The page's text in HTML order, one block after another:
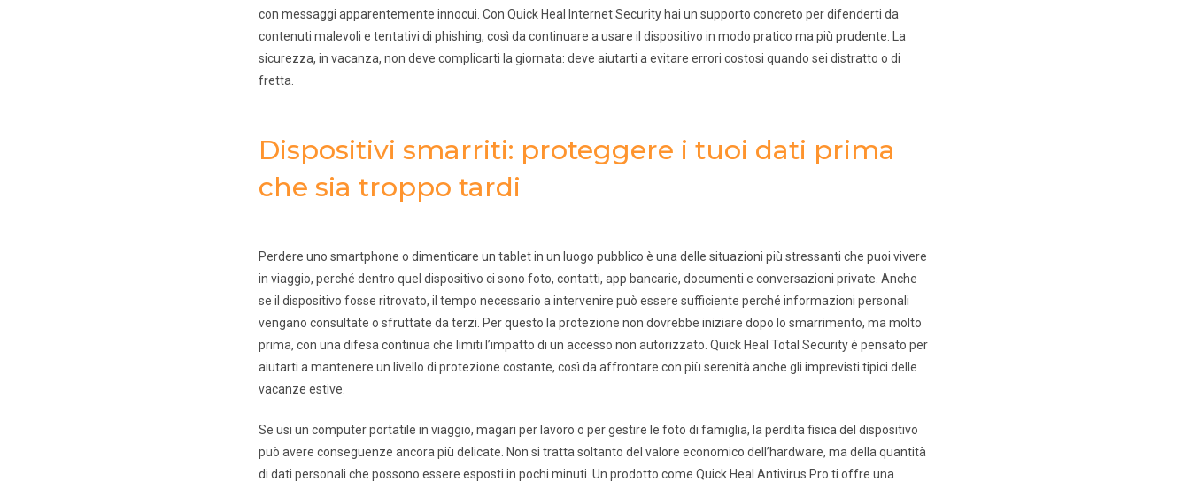
con messaggi apparentemente innocui. Con Quick Heal Internet Security hai un supporto concreto per difenderti da
contenuti malevoli e tentativi di phishing, così da continuare a usare il dispositivo in modo pratico ma più prudente. La
sicurezza, in vacanza, non deve complicarti la giornata: deve aiutarti a evitare errori costosi quando sei distratto o di
fretta.
Dispositivi smarriti: proteggere i tuoi dati prima
che sia troppo tardi
Perdere uno smartphone o dimenticare un tablet in un luogo pubblico è una delle situazioni più stressanti che puoi vivere
in viaggio, perché dentro quel dispositivo ci sono foto, contatti, app bancarie, documenti e conversazioni private. Anche
se il dispositivo fosse ritrovato, il tempo necessario a intervenire può essere sufficiente perché informazioni personali
vengano consultate o sfruttate da terzi. Per questo la protezione non dovrebbe iniziare dopo lo smarrimento, ma molto
prima, con una difesa continua che limiti l’impatto di un accesso non autorizzato. Quick Heal Total Security è pensato per
aiutarti a mantenere un livello di protezione costante, così da affrontare con più serenità anche gli imprevisti tipici delle
vacanze estive.
Se usi un computer portatile in viaggio, magari per lavoro o per gestire le foto di famiglia, la perdita fisica del dispositivo
può avere conseguenze ancora più delicate. Non si tratta soltanto del valore economico dell’hardware, ma della quantità
di dati personali che possono essere esposti in pochi minuti. Un prodotto come Quick Heal Antivirus Pro ti offre una